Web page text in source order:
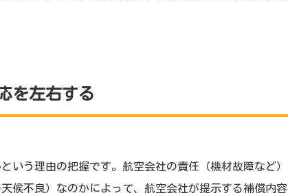
を左右する
いう理由の把握です。航空会社の責任（機材故障など）
候不良）なのかによって、航空会社が提示する補償内容